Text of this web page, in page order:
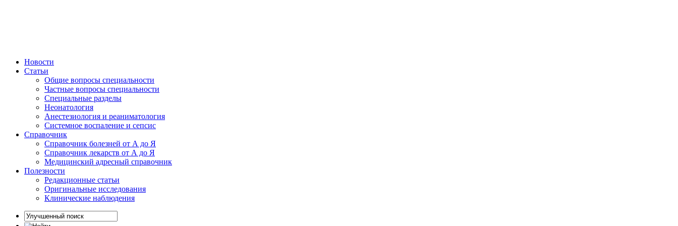
Новости
Статьи
Общие вопросы специальности
Частные вопросы специальности
Специальные разделы
Неонатология
Анестезиология и реаниматология
Системное воспаление и сепсис
Справочник
Справочник болезней от А до Я
Справочник лекарств от А до Я
Медицинский адресный справочник
Полезности
Редакционные статьи
Оригинальные исследования
Клинические наблюдения